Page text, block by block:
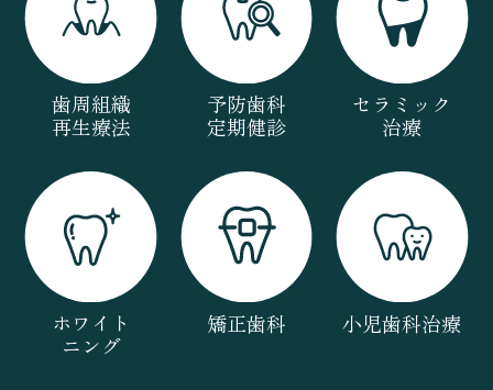
歯周組織
再生療法
予防歯科
定期健診
セラミック
治療
ホワイト
ニング
矯正歯科 小児歯科治療